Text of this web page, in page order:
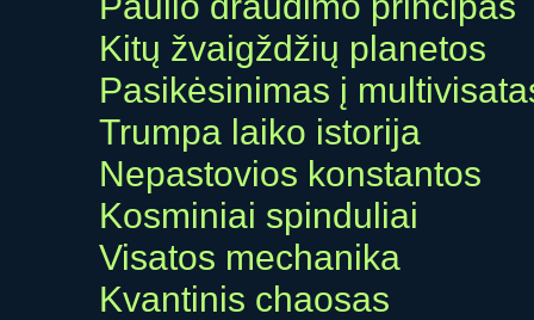
Kitų žvaigždžių planetos
Pasikėsinimas į
Trumpa laiko istorija
Nepastovios konstantos
Kosminiai spinduliai
Visatos mechanika
Kvantinis chaosas